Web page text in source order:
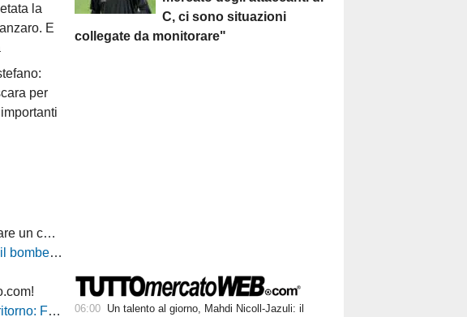
la
E
per
vertice"
il via libera
C, ci sono situazioni
collegate da monitorare"
06:00 Un talento al giorno, Mahdi Nicoll-Jazuli: il